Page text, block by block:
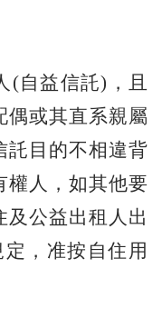
(自益信託)，且
偶或其直系親屬
託目的不相違背
權人，如其他要
及公益出租人出
，准按自住用